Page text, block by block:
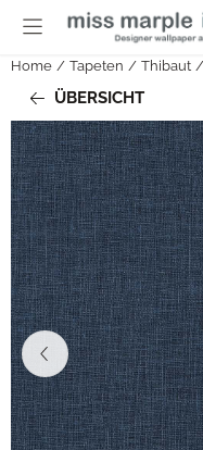
Cookie-Einstellungen sind
Home / Tapeten / Thibaut /
ÜBERSICHT